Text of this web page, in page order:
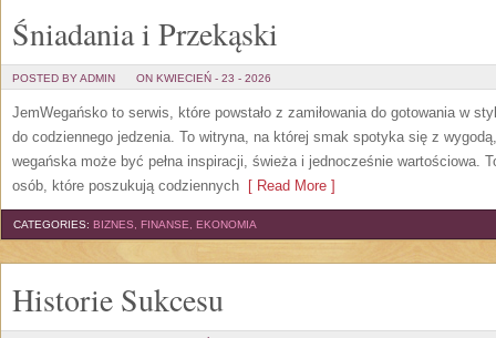
Śniadania i Przekąski
POSTED BY ADMIN ON KWIECIEŃ - 23 - 2026
JemWegańsko to serwis, które powstało z zamiłowania do gotowania w
do codziennego jedzenia. To witryna, na której smak spotyka się z
wegańska może być pełna inspiracji, świeża i jednocześnie wartościowa.
osób, które poszukują codziennych [ Read More ]
CATEGORIES: BIZNES, FINANSE, EKONOMIA
Historie Sukcesu